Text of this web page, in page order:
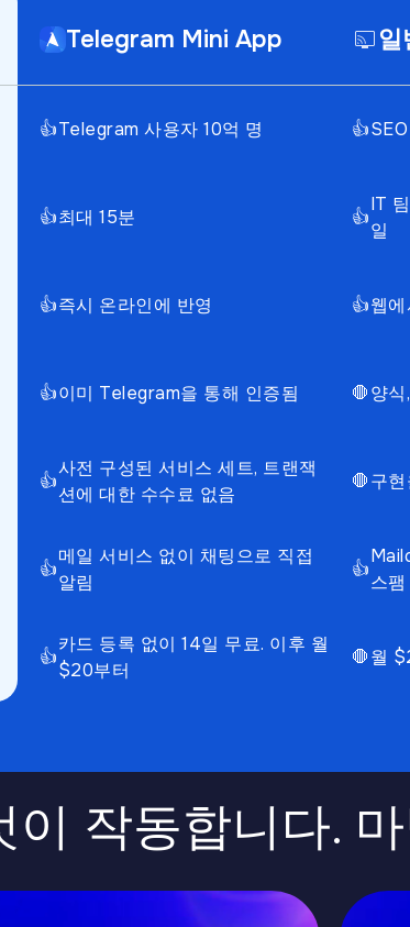
Telegram Mini App
👍Telegram 사용자 10억 명
👍최대 15분
👍즉시 온라인에 반영
👍이미 Telegram을 통해 인증됨
👍
사전 구성된 서비스 세트, 트랜잭
션에 대한 수수료 없음
👍
메일 서비스 없이 채팅으로 직접
알림
👍
카드 등록 없이 14일 무료. 이후 월
$20부터
일
👍
👍
IT
일
👍웹
🛑양
🛑구
👍
스
🛑월
이 작동합니다.